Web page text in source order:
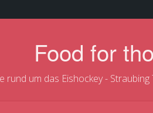
Food for
rund um das Eishockey -